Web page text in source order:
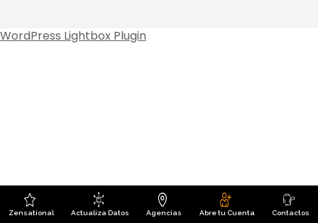
Zensational Actualiza Datos Agencias Abre tu Cuenta Contactos
WordPress Lightbox Plugin